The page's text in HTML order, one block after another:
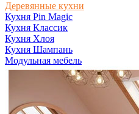
Деревянные кухни
Кухня Pin Magic
Кухня Классик
Кухня Хлоя
Кухня Шампань
Модульная мебель